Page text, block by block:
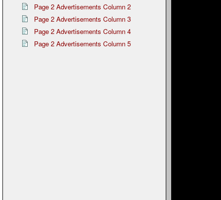
Page 2 Advertisements Column 2
Page 2 Advertisements Column 3
Page 2 Advertisements Column 4
Page 2 Advertisements Column 5